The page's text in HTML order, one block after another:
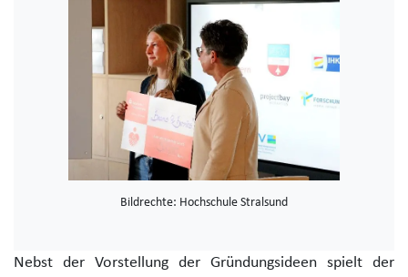
Bildrechte: Hochschule Stralsund
Nebst der Vorstellung der Gründungsideen spielt der